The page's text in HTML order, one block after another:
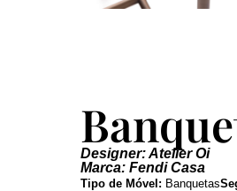
Designer: Atelier Oi
Marca: Fendi Casa
Tipo de Móvel: Banquetas